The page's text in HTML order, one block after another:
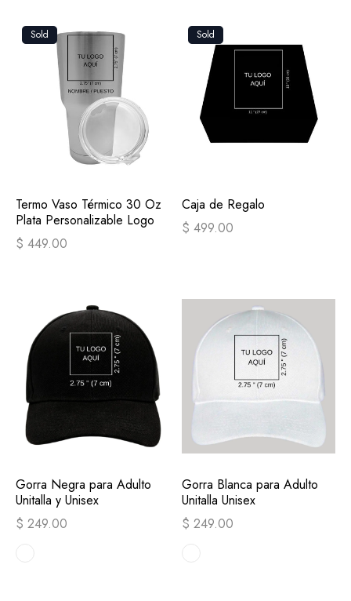
Sold
Termo Vaso Térmico 30 Oz
Plata Personalizable Logo
$ 449.00
Sold
Caja de Regalo
$ 499.00
Gorra Negra para Adulto
Unitalla y Unisex
$ 249.00
Gorra Blanca para Adulto
Unitalla Unisex
$ 249.00